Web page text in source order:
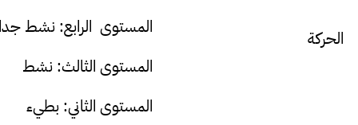
الحركة
المستوى الرابع: نشط
المستوى الثالث: نشط
المستوى الثاني: بطيء